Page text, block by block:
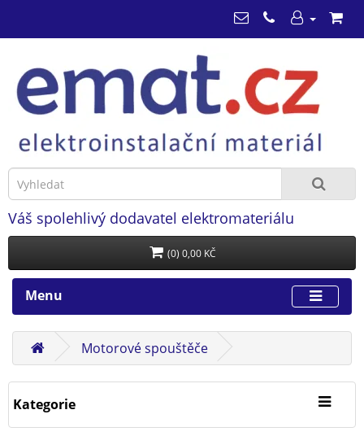
Váš spolehlivý dodavatel elektromateriálu
(0) 0,00 KČ
Menu
Motorové spouštěče
Kategorie